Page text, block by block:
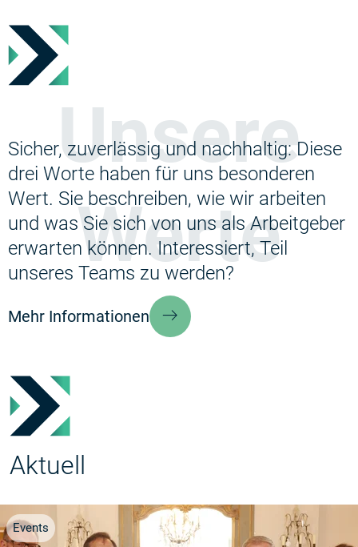
Unsere
Werte
Sicher, zuverlässig und nachhaltig: Diese
drei Worte haben für uns besonderen
Wert. Sie beschreiben, wie wir arbeiten
und was Sie sich von uns als Arbeitgeber
erwarten können. Interessiert, Teil
unseres Teams zu werden?
Mehr Informationen
Aktuell
Events